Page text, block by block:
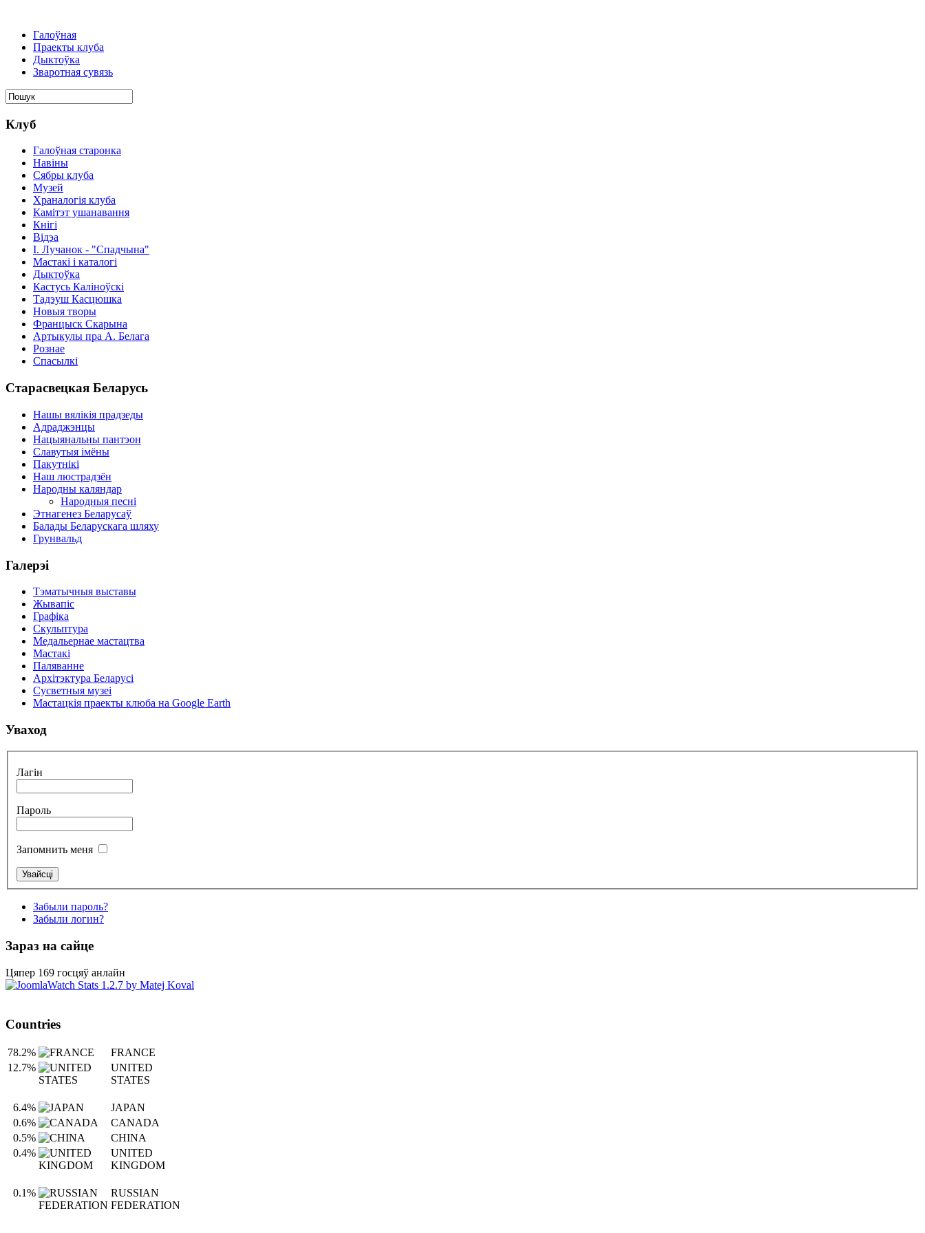
Галоўная
Праекты клуба
Дыктоўка
Зваротная сувязь
Клуб
Галоўная старонка
Навіны
Сябры клуба
Музей
Храналогія клуба
Камітэт ушанавання
Кнігі
Відэа
І. Лучанок - "Спадчына"
Мастакі i каталогi
Дыктоўка
Кастусь Каліноўскі
Тадэуш Касцюшка
Новыя творы
Францыск Скарына
Артыкулы пра А. Белага
Рознае
Спасылкі
Старасвецкая Беларусь
Нашы вялікія прадзеды
Адраджэнцы
Нацыянальны пантэон
Славутыя імёны
Пакутнікі
Наш люстрадзён
Народны каляндар
Народныя песні
Этнагенез Беларусаў
Балады Беларускага шляху
Грунвальд
Галерэі
Тэматычныя выставы
Жывапіс
Графіка
Скульптура
Медальернае мастацтва
Мастакі
Паляванне
Архітэктура Беларусі
Сусветныя музеі
Мастацкія праекты клюба на Google Earth
Уваход
Лагін
Пароль
Запомнить меня
Забыли пароль?
Забыли логин?
Зараз на сайце
Цяпер 169 госцяў анлайн
Countries
78.2%
FRANCE
12.7%
UNITED
STATES
6.4%
JAPAN
0.6%
CANADA
0.5%
CHINA
0.4%
UNITED
KINGDOM
0.1%
RUSSIAN
FEDERATION